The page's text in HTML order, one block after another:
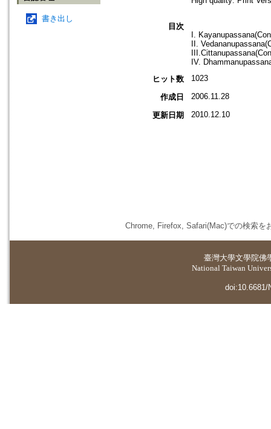
書き出し
目次
I.
II.
IV.
ヒット数
1023
作成日 2006.11.28
更新日期 2010.12.10
Chrome, Firefox, Safari(Mac)での検索を
臺灣大學文學院佛
National Taiwan
doi:10.6681/